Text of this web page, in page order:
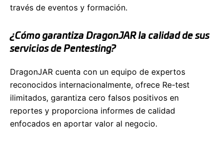
través de eventos y formación.
¿Cómo garantiza DragonJAR la calidad de sus
servicios de Pentesting?
DragonJAR cuenta con un equipo de expertos
reconocidos internacionalmente, ofrece Re-test
ilimitados, garantiza cero falsos positivos en
reportes y proporciona informes de calidad
enfocados en aportar valor al negocio.